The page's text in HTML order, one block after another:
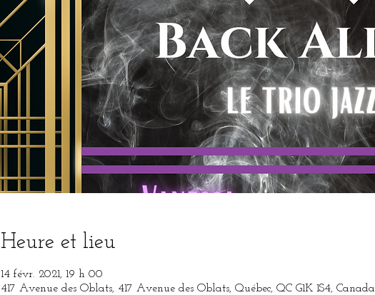
Heure et lieu
14 févr. 2021, 19 h 00
417 Avenue des Oblats, 417 Avenue des Oblats, Québec, QC G1K 1S4, Canada